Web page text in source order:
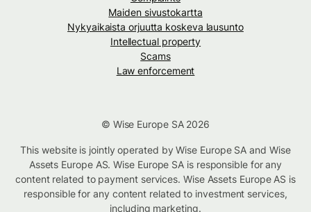
Maiden sivustokartta
Nykyaikaista orjuutta koskeva lausunto
Intellectual property
Scams
Law enforcement
© Wise Europe SA 2026
This website is jointly operated by Wise Europe SA and Wise
Assets Europe AS. Wise Europe SA is responsible for any
content related to payment services. Wise Assets Europe AS is
responsible for any content related to investment services,
including marketing.